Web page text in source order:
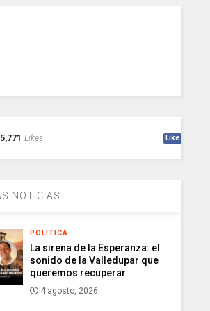
5,771 Likes Like
NOTICIAS
POLITICA
La sirena de la Esperanza: el
sonido de la Valledupar que
queremos recuperar
4 agosto, 2026